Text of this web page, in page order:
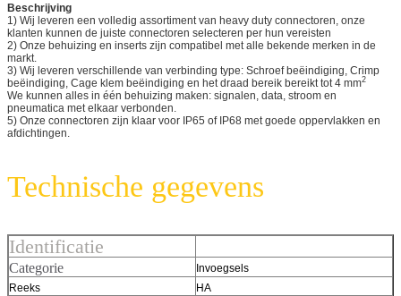
Beschrijving
1) Wij leveren een volledig assortiment van heavy duty connectoren, onze
klanten kunnen de juiste connectoren selecteren per hun vereisten
2) Onze behuizing en inserts zijn compatibel met alle bekende merken in de
markt.
3) Wij leveren verschillende van verbinding type: Schroef beëindiging, Crimp
beëindiging, Cage klem beëindiging en het draad bereik bereikt tot 4 mm2
We kunnen alles in één behuizing maken: signalen, data, stroom en
pneumatica met elkaar verbonden.
5) Onze connectoren zijn klaar voor IP65 of IP68 met goede oppervlakken en
afdichtingen.
Technische gegevens
Identificatie
Categorie
Invoegsels
Reeks
HA